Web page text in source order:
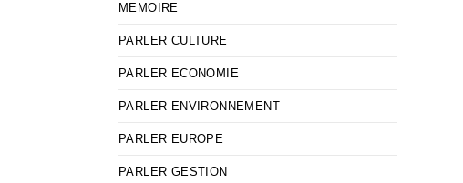
MEMOIRE
PARLER CULTURE
PARLER ECONOMIE
PARLER ENVIRONNEMENT
PARLER EUROPE
PARLER GESTION